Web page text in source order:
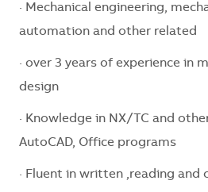
· Mechanical engineering,
automation and other related
· over 3 years of experience in
design
· Knowledge in NX/TC and
AutoCAD, Office programs
· Fluent in written ,reading and